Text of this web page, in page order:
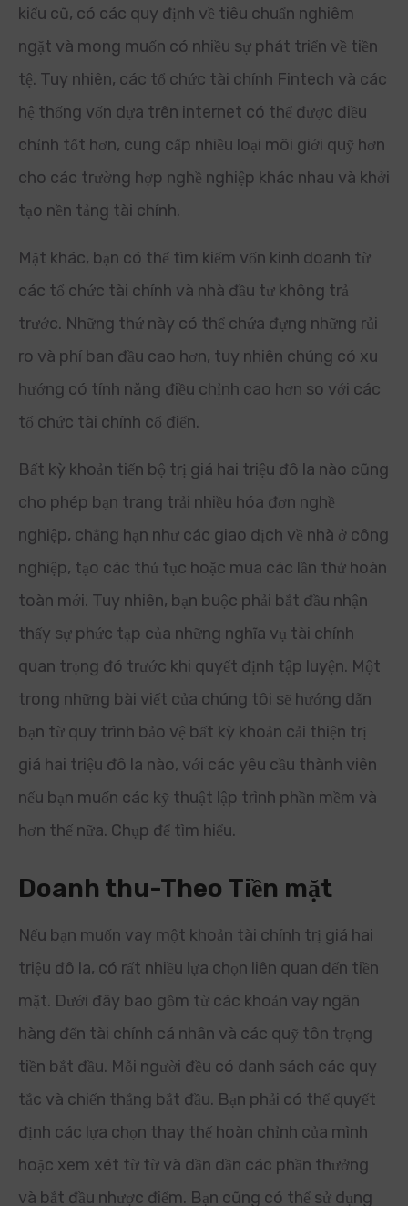
kiểu cũ, có các quy định về tiêu chuẩn nghiêm
ngặt và mong muốn có nhiều sự phát triển về tiền
tệ. Tuy nhiên, các tổ chức tài chính Fintech và các
hệ thống vốn dựa trên internet có thể được điều
chỉnh tốt hơn, cung cấp nhiều loại môi giới quỹ hơn
cho các trường hợp nghề nghiệp khác nhau và khởi
tạo nền tảng tài chính.
Mặt khác, bạn có thể tìm kiếm vốn kinh doanh từ
các tổ chức tài chính và nhà đầu tư không trả
trước. Những thứ này có thể chứa đựng những rủi
ro và phí ban đầu cao hơn, tuy nhiên chúng có xu
hướng có tính năng điều chỉnh cao hơn so với các
tổ chức tài chính cổ điển.
Bất kỳ khoản tiến bộ trị giá hai triệu đô la nào cũng
cho phép bạn trang trải nhiều hóa đơn nghề
nghiệp, chẳng hạn như các giao dịch về nhà ở công
nghiệp, tạo các thủ tục hoặc mua các lần thử hoàn
toàn mới. Tuy nhiên, bạn buộc phải bắt đầu nhận
thấy sự phức tạp của những nghĩa vụ tài chính
quan trọng đó trước khi quyết định tập luyện. Một
trong những bài viết của chúng tôi sẽ hướng dẫn
bạn từ quy trình bảo vệ bất kỳ khoản cải thiện trị
giá hai triệu đô la nào, với các yêu cầu thành viên
nếu bạn muốn các kỹ thuật lập trình phần mềm và
hơn thế nữa. Chụp để tìm hiểu.
Doanh thu-Theo Tiền mặt
Nếu bạn muốn vay một khoản tài chính trị giá hai
triệu đô la, có rất nhiều lựa chọn liên quan đến tiền
mặt. Dưới đây bao gồm từ các khoản vay ngân
hàng đến tài chính cá nhân và các quỹ tôn trọng
tiền bắt đầu. Mỗi người đều có danh sách các quy
tắc và chiến thắng bắt đầu. Bạn phải có thể quyết
định các lựa chọn thay thế hoàn chỉnh của mình
hoặc xem xét từ từ và dần dần các phần thưởng
và bắt đầu nhược điểm. Bạn cũng có thể sử dụng